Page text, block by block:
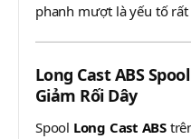
phanh mượt là yếu tố rất
Long Cast ABS
Giảm Rối Dây
Spool Long Cast ABS